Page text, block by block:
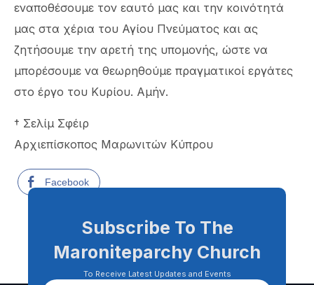
εναποθέσουμε τον εαυτό μας και την κοινότητά
μας στα χέρια του Αγίου Πνεύματος και ας
ζητήσουμε την αρετή της υπομονής, ώστε να
μπορέσουμε να θεωρηθούμε πραγματικοί εργάτες
στο έργο του Κυρίου. Αμήν.
† Σελίμ Σφέιρ
Αρχιεπίσκοπος Μαρωνιτών Κύπρου
Facebook
Subscribe To The
Maroniteparchy Church
To Receive Latest Updates and Events